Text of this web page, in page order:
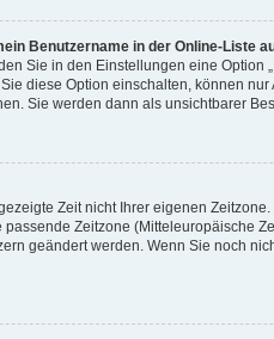
Benutzername in der Online-Liste
Sie in den Einstellungen eine Option
diese Option einschalten, können
Sie werden dann als unsichtbarer
Zeit nicht Ihrer eigenen
passende Zeitzone (Mitteleuropäische
geändert werden. Wenn Sie noch